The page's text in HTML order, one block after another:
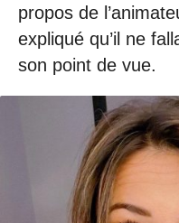
propos de
expliqué qu’il ne
son point de vue.